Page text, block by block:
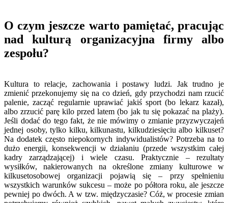
O czym jeszcze warto pamiętać, pracując
nad kulturą organizacyjna firmy albo
zespołu?
Kultura to relacje, zachowania i postawy ludzi. Jak trudno je
zmienić przekonujemy się na co dzień, gdy przychodzi nam rzucić
palenie, zacząć regularnie uprawiać jakiś sport (bo lekarz kazał),
albo zrzucić parę kilo przed latem (bo jak tu się pokazać na plaży).
Jeśli dodać do tego fakt, że nie mówimy o zmianie przyzwyczajeń
jednej osoby, tylko kilku, kilkunastu, kilkudziesięciu albo kilkuset?
Na dodatek często niepokornych indywidualistów? Potrzeba na to
dużo energii, konsekwencji w działaniu (przede wszystkim całej
kadry zarządzającej) i wiele czasu. Praktycznie – rezultaty
wysiłków, nakierowanych na określone zmiany kulturowe w
kilkusetosobowej organizacji pojawią się – przy spełnieniu
wszystkich warunków sukcesu – może po półtora roku, ale jeszcze
pewniej po dwóch. A w tzw. międzyczasie? Cóż, w procesie zmian